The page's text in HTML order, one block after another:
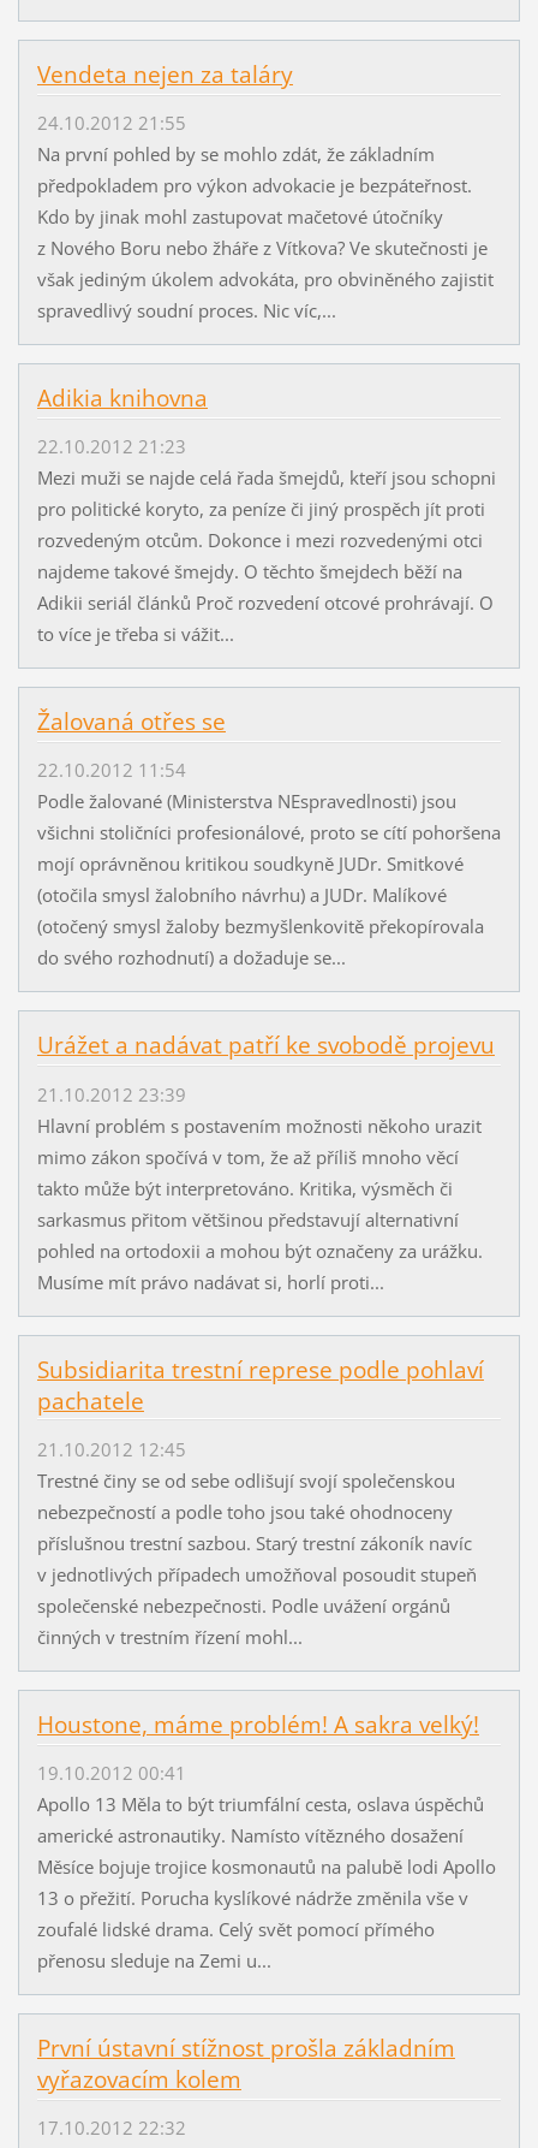
Vendeta nejen za taláry
24.10.2012 21:55
Na první pohled by se mohlo zdát, že základním
předpokladem pro výkon advokacie je bezpáteřnost.
Kdo by jinak mohl zastupovat mačetové útočníky
z Nového Boru nebo žháře z Vítkova? Ve skutečnosti je
však jediným úkolem advokáta, pro obviněného zajistit
spravedlivý soudní proces. Nic víc,...
Adikia knihovna
22.10.2012 21:23
Mezi muži se najde celá řada šmejdů, kteří jsou schopni
pro politické koryto, za peníze či jiný prospěch jít proti
rozvedeným otcům. Dokonce i mezi rozvedenými otci
najdeme takové šmejdy. O těchto šmejdech běží na
Adikii seriál článků Proč rozvedení otcové prohrávají. O
to více je třeba si vážit...
Žalovaná otřes se
22.10.2012 11:54
Podle žalované (Ministerstva NEspravedlnosti) jsou
všichni stoličníci profesionálové, proto se cítí pohoršena
mojí oprávněnou kritikou soudkyně JUDr. Smitkové
(otočila smysl žalobního návrhu) a JUDr. Malíkové
(otočený smysl žaloby bezmyšlenkovitě překopírovala
do svého rozhodnutí) a dožaduje se...
Urážet a nadávat patří ke svobodě projevu
21.10.2012 23:39
Hlavní problém s postavením možnosti někoho urazit
mimo zákon spočívá v tom, že až příliš mnoho věcí
takto může být interpretováno. Kritika, výsměch či
sarkasmus přitom většinou představují alternativní
pohled na ortodoxii a mohou být označeny za urážku.
Musíme mít právo nadávat si, horlí proti...
Subsidiarita trestní represe podle pohlaví
pachatele
21.10.2012 12:45
Trestné činy se od sebe odlišují svojí společenskou
nebezpečností a podle toho jsou také ohodnoceny
příslušnou trestní sazbou. Starý trestní zákoník navíc
v jednotlivých případech umožňoval posoudit stupeň
společenské nebezpečnosti. Podle uvážení orgánů
činných v trestním řízení mohl...
Houstone, máme problém! A sakra velký!
19.10.2012 00:41
Apollo 13 Měla to být triumfální cesta, oslava úspěchů
americké astronautiky. Namísto vítězného dosažení
Měsíce bojuje trojice kosmonautů na palubě lodi Apollo
13 o přežití. Porucha kyslíkové nádrže změnila vše v
zoufalé lidské drama. Celý svět pomocí přímého
přenosu sleduje na Zemi u...
První ústavní stížnost prošla základním
vyřazovacím kolem
17.10.2012 22:32